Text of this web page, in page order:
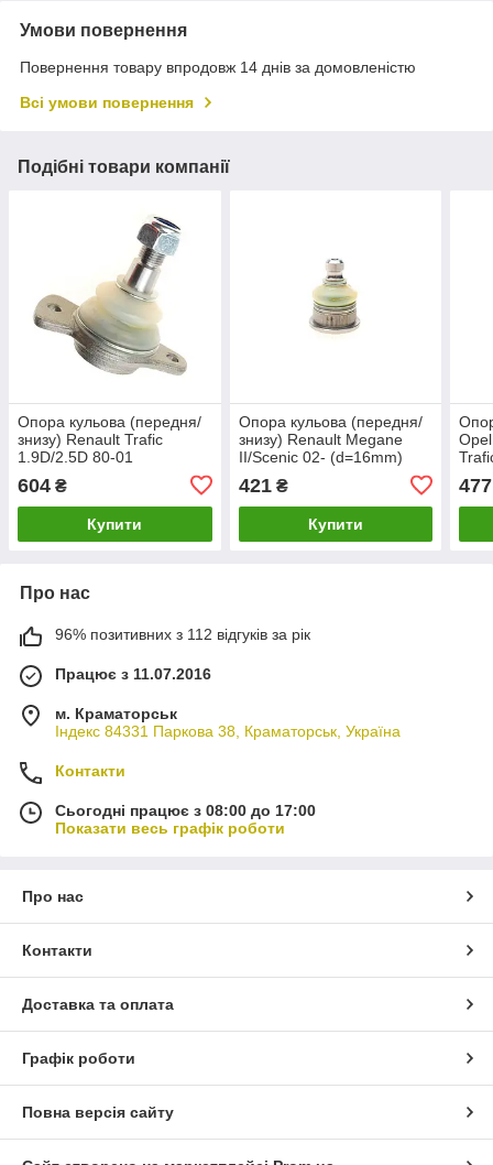
Умови повернення
Повернення товару впродовж 14 днів за домовленістю
Всі умови повернення
Подібні товари компанії
Опора кульова (передня/
знизу) Renault Trafic
1.9D/2.5D 80-01
604 ₴
Купити
Опора кульова (передня/
знизу) Renault Megane
II/Scenic 02- (d=16mm)
421₴
Купити
477
Про нас
96% позитивних з 112 відгуків за рік
Працює з 11.07.2016
м. Краматорськ
Індекс 84331 Паркова 38, Краматорськ, Україна
Контакти
Сьогодні працює з 08:00 до 17:00
Показати весь графік роботи
Про нас
Контакти
Доставка та оплата
Графік роботи
Повна версія сайту